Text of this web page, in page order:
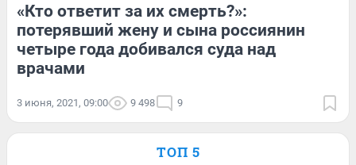
«Кто ответит за их смерть?»:
потерявший жену и сына россиянин
четыре года добивался суда над
врачами
3 июня, 2021, 09:00 9 498 9
ТОП 5